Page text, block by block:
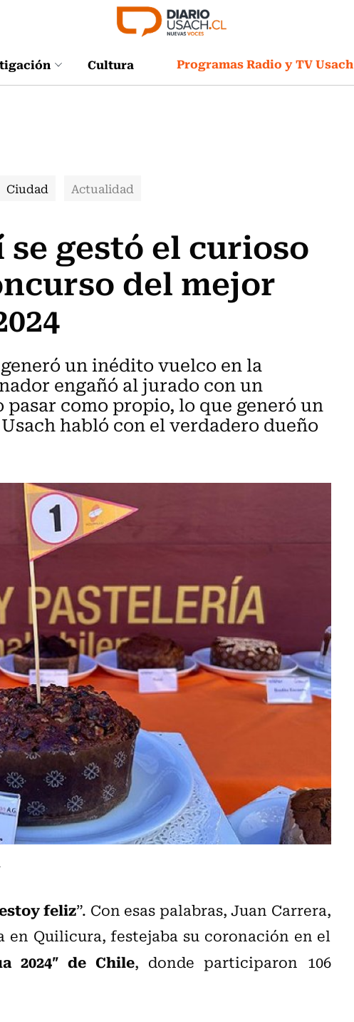
Cultura Programas Radio y TV Usach
Ciudad Actualidad
se gestó el curioso
del mejor
un inédito vuelco en la
engañó al jurado con un
como propio, lo que generó un
habló con el verdadero dueño
feliz”. Con esas palabras, Juan Carrera,
en Quilicura, festejaba su coronación en el
2024″ de Chile, donde participaron 106